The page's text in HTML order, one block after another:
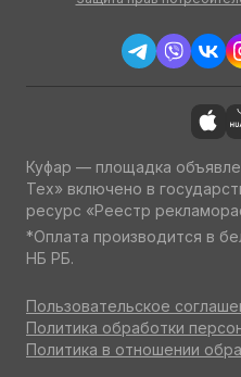
Куфар — площадка
Тех» включено в
ресурс «Реестр
*Оплата производится в
НБ РБ.
Пользовательское
Политика обработки
Политика в отношении